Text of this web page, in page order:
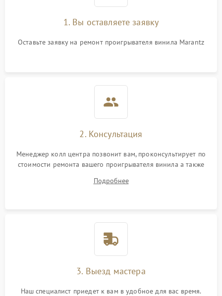
1. Вы оставляете заявку
Оставьте заявку на ремонт проигрывателя винила Marantz
2. Консультация
Менеджер колл центра позвонит вам, проконсультирует по
стоимости ремонта вашего проигрывателя винила а также
Подробнее
3. Выезд мастера
Наш специалист приедет к вам в удобное для вас время.